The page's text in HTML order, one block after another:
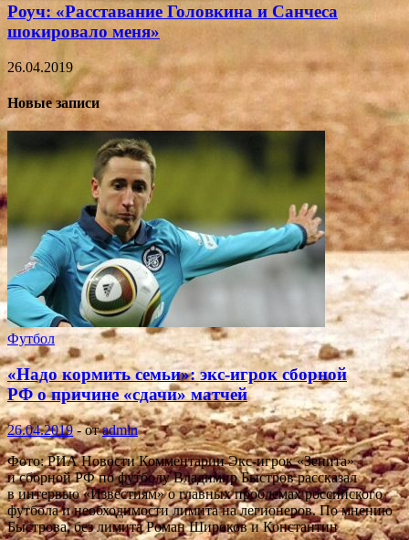
Роуч: «Расставание Головкина и Санчеса
шокировало меня»
26.04.2019
Новые записи
Футбол
«Надо кормить семьи»: экс-игрок сборной
РФ о причине «сдачи» матчей
26.04.2019-отadmin
Фото: РИА Новости Комментарии Экс-игрок «Зенита»
и сборной РФ по футболу Владимир Быстров рассказал
в интервью «Известиям» о главных проблемах российского
футбола и необходимости лимита на легионеров. По мнению
Быстрова, без лимита Роман Широков и Константин